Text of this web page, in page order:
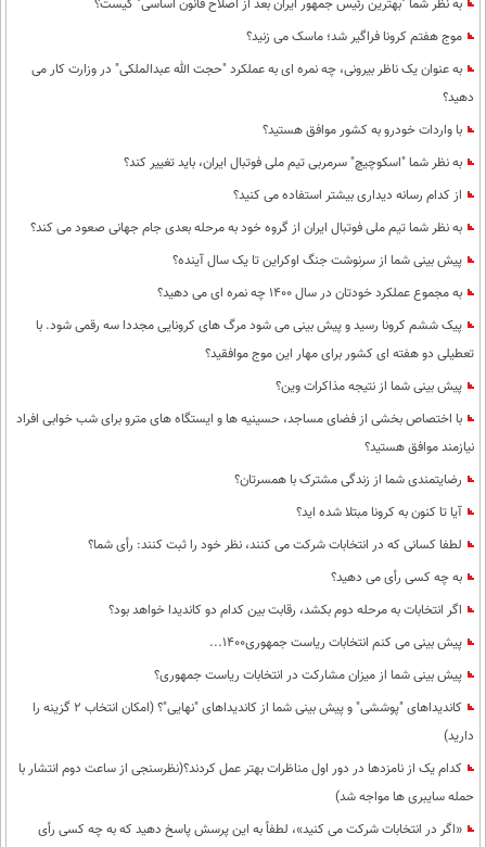
به نظر شما "بهترین رئیس جمهور ایران بعد از اصلاح قانون اساسی" کیست؟
موج هفتم کرونا فراگیر شد؛ ماسک می زنید؟
به عنوان یک ناظر بیرونی، چه نمره ای به عملکرد "حجت الله عبدالملکی" در وزارت کار می
دهید؟
با واردات خودرو به کشور موافق هستید؟
به نظر شما "اسکوچیچ" سرمربی تیم ملی فوتبال ایران، باید تغییر کند؟
از کدام رسانه دیداری بیشتر استفاده می کنید؟
به نظر شما تیم ملی فوتبال ایران از گروه خود به مرحله بعدی جام جهانی صعود می کند؟
پیش بینی شما از سرنوشت جنگ اوکراین تا یک سال آینده؟
به مجموع عملکرد خودتان در سال 1400 چه نمره ای می دهید؟
پیک ششم کرونا رسید و پیش بینی می شود مرگ های کرونایی مجددا سه رقمی شود. با
تعطیلی دو هفته ای کشور برای مهار این موج موافقید؟
پیش بینی شما از نتیجه مذاکرات وین؟
با اختصاص بخشی از فضای مساجد، حسینیه ها و ایستگاه های مترو برای شب خوابی افراد
نیازمند موافق هستید؟
رضایتمندی شما از زندگی مشترک با همسرتان؟
آیا تا کنون به کرونا مبتلا شده اید؟
لطفا کسانی که در انتخابات شرکت می کنند، نظر خود را ثبت کنند: رأی شما؟
به چه کسی رأی می دهید؟
اگر انتخابات به مرحله دوم بکشد، رقابت بین کدام دو کاندیدا خواهد بود؟
پیش بینی می کنم انتخابات ریاست جمهوری1400...
پیش بینی شما از میزان مشارکت در انتخابات ریاست جمهوری؟
کاندیداهای "پوششی" و پیش بینی شما از کاندیداهای "نهایی"؟ (امکان انتخاب 2 گزینه را
دارید)
کدام یک از نامزدها در دور اول مناظرات بهتر عمل کردند؟(نظرسنجی از ساعت دوم انتشار با
حمله سایبری ها مواجه شد)
«اگر در انتخابات شرکت می کنید»، لطفاً به این پرسش پاسخ دهید که به چه کسی رأی